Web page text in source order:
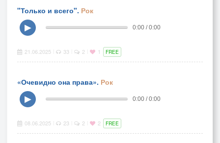
"Только и всего". Рок
▶
0:00 / 0:00
21.06.2025 33 2 1 FREE
«Очевидно она права». Рок
▶
0:00 / 0:00
08.06.2025 23 2 2 FREE